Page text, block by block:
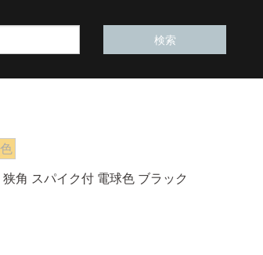
角 スパイク付 電球色 ブラック